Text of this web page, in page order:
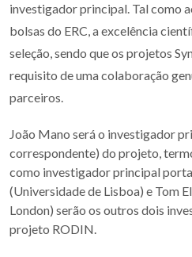
investigador principal. Tal como
bolsas do ERC, a excelência
seleção, sendo que os projetos
requisito de uma colaboração
parceiros.
João Mano será o investigador
correspondente) do projeto,
como investigador principal
(Universidade de Lisboa) e Tom
London) serão os outros dois
projeto RODIN.